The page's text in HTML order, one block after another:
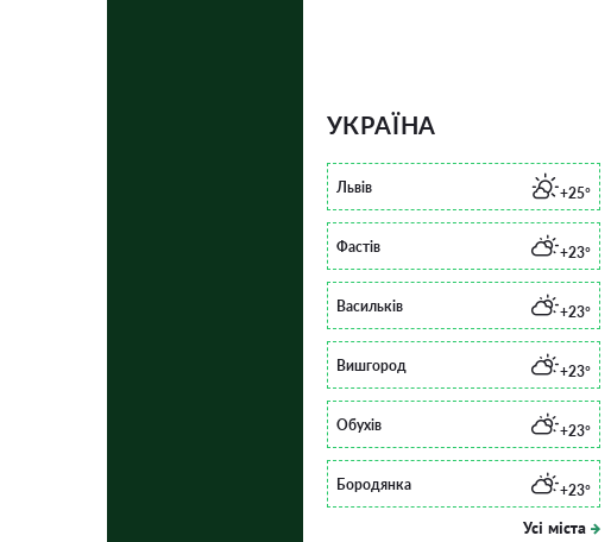
УКРАЇНА
Львів +25°
Фастів +23°
Васильків +23°
Вишгород +23°
Обухів +23°
Бородянка +23°
Усі міста